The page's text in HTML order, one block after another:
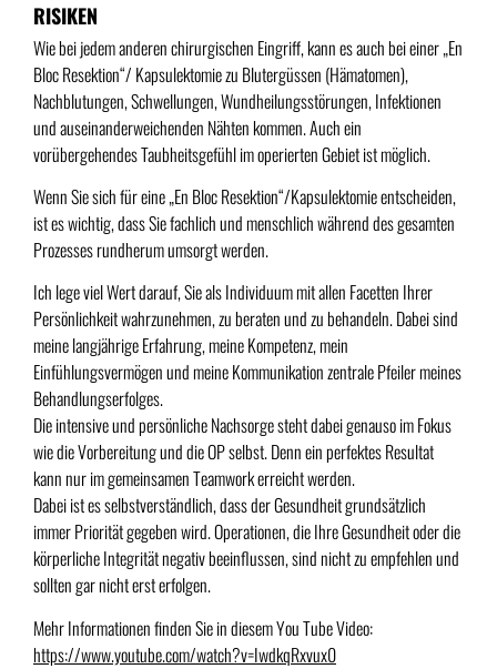
RISIKEN
Wie bei jedem anderen chirurgischen Eingriff, kann es auch bei einer „En
Bloc Resektion“/ Kapsulektomie zu Blutergüssen (Hämatomen),
Nachblutungen, Schwellungen, Wundheilungsstörungen, Infektionen
und auseinanderweichenden Nähten kommen. Auch ein
vorübergehendes Taubheitsgefühl im operierten Gebiet ist möglich.
Wenn Sie sich für eine „En Bloc Resektion“/Kapsulektomie entscheiden,
ist es wichtig, dass Sie fachlich und menschlich während des gesamten
Prozesses rundherum umsorgt werden.
Ich lege viel Wert darauf, Sie als Individuum mit allen Facetten Ihrer
Persönlichkeit wahrzunehmen, zu beraten und zu behandeln. Dabei sind
meine langjährige Erfahrung, meine Kompetenz, mein
Einfühlungsvermögen und meine Kommunikation zentrale Pfeiler meines
Behandlungserfolges.
Die intensive und persönliche Nachsorge steht dabei genauso im Fokus
wie die Vorbereitung und die OP selbst. Denn ein perfektes Resultat
kann nur im gemeinsamen Teamwork erreicht werden.
Dabei ist es selbstverständlich, dass der Gesundheit grundsätzlich
immer Priorität gegeben wird. Operationen, die Ihre Gesundheit oder die
körperliche Integrität negativ beeinflussen, sind nicht zu empfehlen und
sollten gar nicht erst erfolgen.
Mehr Informationen finden Sie in diesem You Tube Video:
https://www.youtube.com/watch?v=IwdkqRxvux0